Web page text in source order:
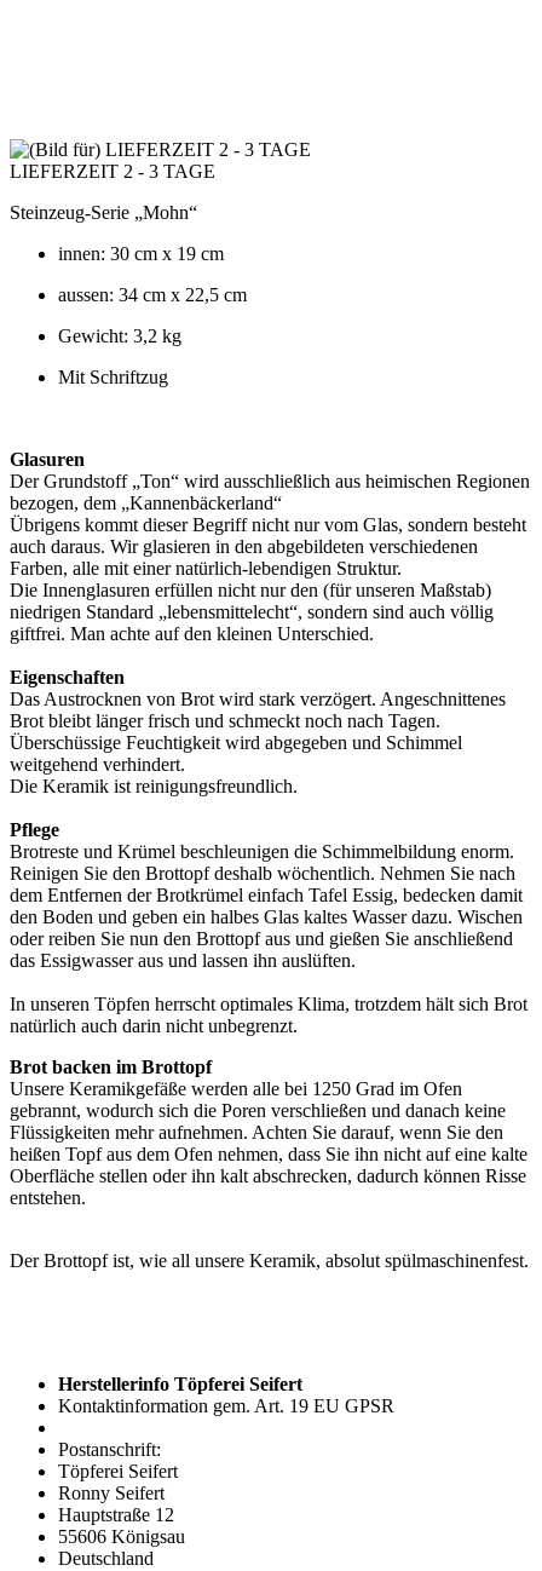
LIEFERZEIT 2 - 3 TAGE
Steinzeug-Serie „Mohn“
innen: 30 cm x 19 cm
aussen: 34 cm x 22,5 cm
Gewicht: 3,2 kg
Mit Schriftzug
Glasuren
Der Grundstoff „Ton“ wird ausschließlich aus heimischen Regionen
bezogen, dem „Kannenbäckerland“
Übrigens kommt dieser Begriff nicht nur vom Glas, sondern besteht
auch daraus. Wir glasieren in den abgebildeten verschiedenen
Farben, alle mit einer natürlich-lebendigen Struktur.
Die Innenglasuren erfüllen nicht nur den (für unseren Maßstab)
niedrigen Standard „lebensmittelecht“, sondern sind auch völlig
giftfrei. Man achte auf den kleinen Unterschied.
Eigenschaften
Das Austrocknen von Brot wird stark verzögert. Angeschnittenes
Brot bleibt länger frisch und schmeckt noch nach Tagen.
Überschüssige Feuchtigkeit wird abgegeben und Schimmel
weitgehend verhindert.
Die Keramik ist reinigungsfreundlich.
Pflege
Brotreste und Krümel beschleunigen die Schimmelbildung enorm.
Reinigen Sie den Brottopf deshalb wöchentlich. Nehmen Sie nach
dem Entfernen der Brotkrümel einfach Tafel Essig, bedecken damit
den Boden und geben ein halbes Glas kaltes Wasser dazu. Wischen
oder reiben Sie nun den Brottopf aus und gießen Sie anschließend
das Essigwasser aus und lassen ihn auslüften.
In unseren Töpfen herrscht optimales Klima, trotzdem hält sich Brot
natürlich auch darin nicht unbegrenzt.
Brot backen im Brottopf
Unsere Keramikgefäße werden alle bei 1250 Grad im Ofen
gebrannt, wodurch sich die Poren verschließen und danach keine
Flüssigkeiten mehr aufnehmen. Achten Sie darauf, wenn Sie den
heißen Topf aus dem Ofen nehmen, dass Sie ihn nicht auf eine kalte
Oberfläche stellen oder ihn kalt abschrecken, dadurch können Risse
entstehen.
Der Brottopf ist, wie all unsere Keramik, absolut spülmaschinenfest.
Herstellerinfo Töpferei Seifert
Kontaktinformation gem. Art. 19 EU GPSR
Postanschrift:
Töpferei Seifert
Ronny Seifert
Hauptstraße 12
55606 Königsau
Deutschland